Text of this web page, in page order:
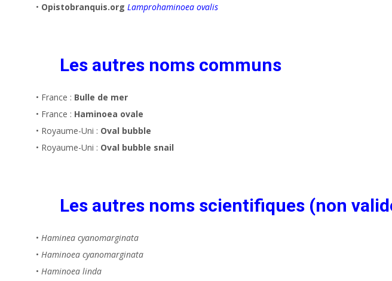
• Opistobranquis.org Lamprohaminoea ovalis
Les autres noms communs
• France : Bulle de mer
• France : Haminoea ovale
• Royaume-Uni : Oval bubble
• Royaume-Uni : Oval bubble snail
Les autres noms scientifiques (non
• Haminea cyanomarginata
• Haminoea cyanomarginata
• Haminoea linda